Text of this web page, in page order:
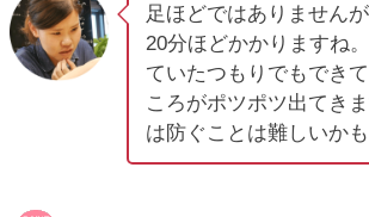
足ほどではありません
20分ほどかかりますね
ていたつもりでもでき
ころがポツポツ出てき
は防ぐことは難しいかも